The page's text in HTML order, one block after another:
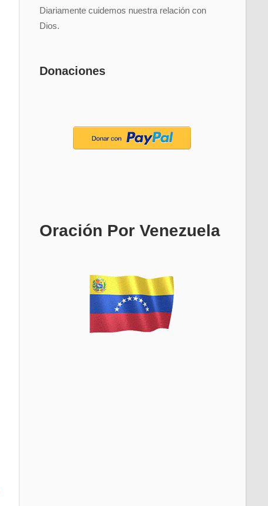
Diariamente cuidemos nuestra relación con
Dios.
Donaciones
Oración Por Venezuela